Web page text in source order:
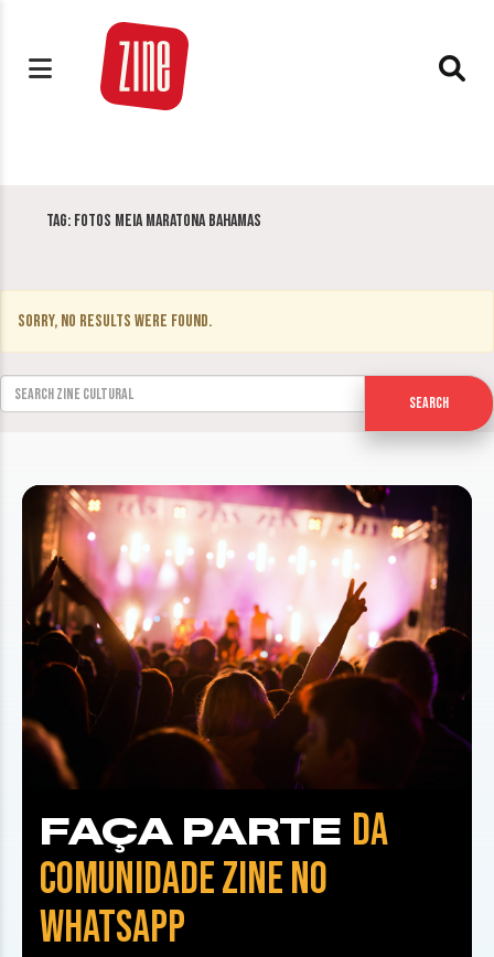
Tag: fotos meia maratona bahamas
Sorry, no results were found.
Search for:
Search
FAÇA PARTE DA
COMUNIDADE ZINE NO
WHATSAPP